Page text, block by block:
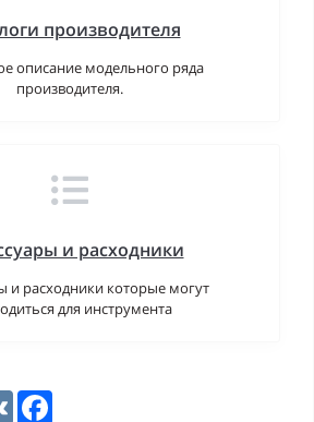
производителя
описание модельного ряда
производителя.
и расходники
и расходники которые могут
для инструмента
VK